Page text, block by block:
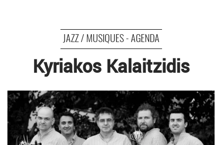
JAZZ / MUSIQUES - AGENDA
Kyriakos Kalaitzidis